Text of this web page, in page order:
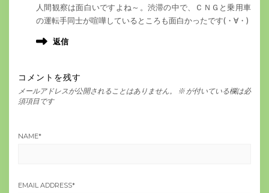
人間観察は面白いですよね～。渋滞の中で、ＣＮＧと乗用車
の運転手同士が喧嘩しているところも面白かったです(・∀・)
返信
コメントを残す
メールアドレスが公開されることはありません。 ※ が付いている欄は必
須項目です
NAME*
EMAIL ADDRESS*